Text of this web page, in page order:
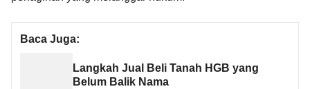
Baca Juga:
Langkah Jual Beli Tanah HGB yang
Belum Balik Nama